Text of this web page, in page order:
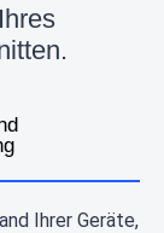
Ihrer Geräte,